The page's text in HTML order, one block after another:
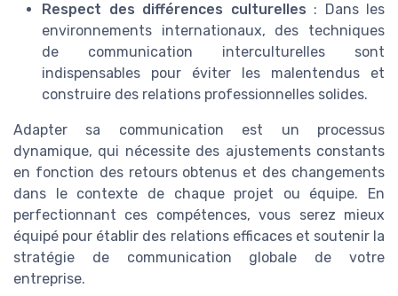
Respect des différences culturelles : Dans les
environnements internationaux, des techniques
de communication interculturelles sont
indispensables pour éviter les malentendus et
construire des relations professionnelles solides.
Adapter sa communication est un processus
dynamique, qui nécessite des ajustements constants
en fonction des retours obtenus et des changements
dans le contexte de chaque projet ou équipe. En
perfectionnant ces compétences, vous serez mieux
équipé pour établir des relations efficaces et soutenir la
stratégie de communication globale de votre
entreprise.